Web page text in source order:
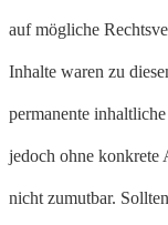
auf mögliche
Inhalte waren zu
permanente
jedoch ohne konkrete
nicht zumutbar.